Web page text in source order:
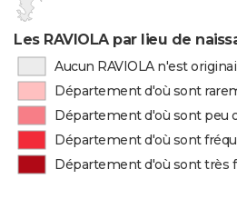
Les RAVIOLA par lieu de
Aucun RAVIOLA n'est
Département d'où sont
Département d'où sont peu
Département d'où sont
Département d'où sont très